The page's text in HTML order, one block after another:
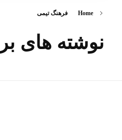
Home فرهنگ تیمی
نوشته های